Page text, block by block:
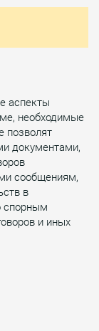
аспекты
необходимые
позволят
документами,
сообщениям,
в
спорным
и иных